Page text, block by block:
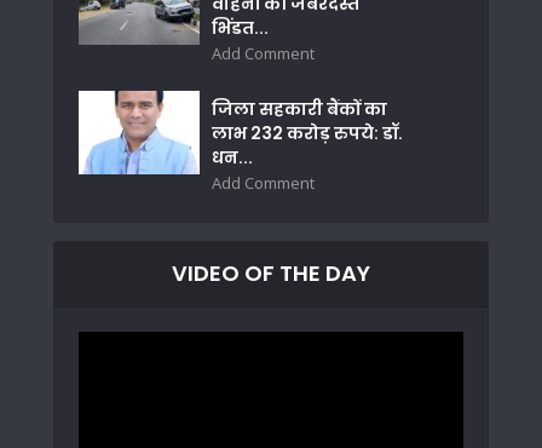
भिंडत...
Add Comment
जिला सहकारी बैंकों का
लाभ 232 करोड़ रुपये: डॉ.
धन...
Add Comment
VIDEO OF THE DAY